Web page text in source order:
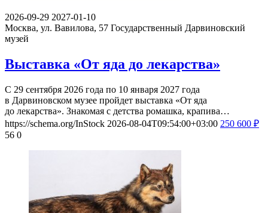
2026-09-29 2027-01-10
Москва, ул. Вавилова, 57 Государственный Дарвиновский
музей
Выставка «От яда до лекарства»
С 29 сентября 2026 года по 10 января 2027 года
в Дарвиновском музее пройдет выставка «От яда
до лекарства». Знакомая с детства ромашка, крапива…
https://schema.org/InStock 2026-08-04T09:54:00+03:00 250 600 ₽
56 0